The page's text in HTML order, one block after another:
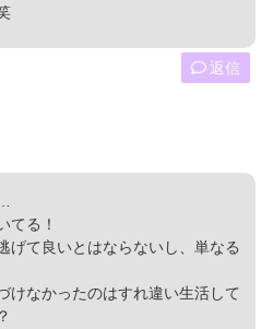
返信
てる！
げて良いとはならないし、単なる
けなかったのはすれ違い生活して